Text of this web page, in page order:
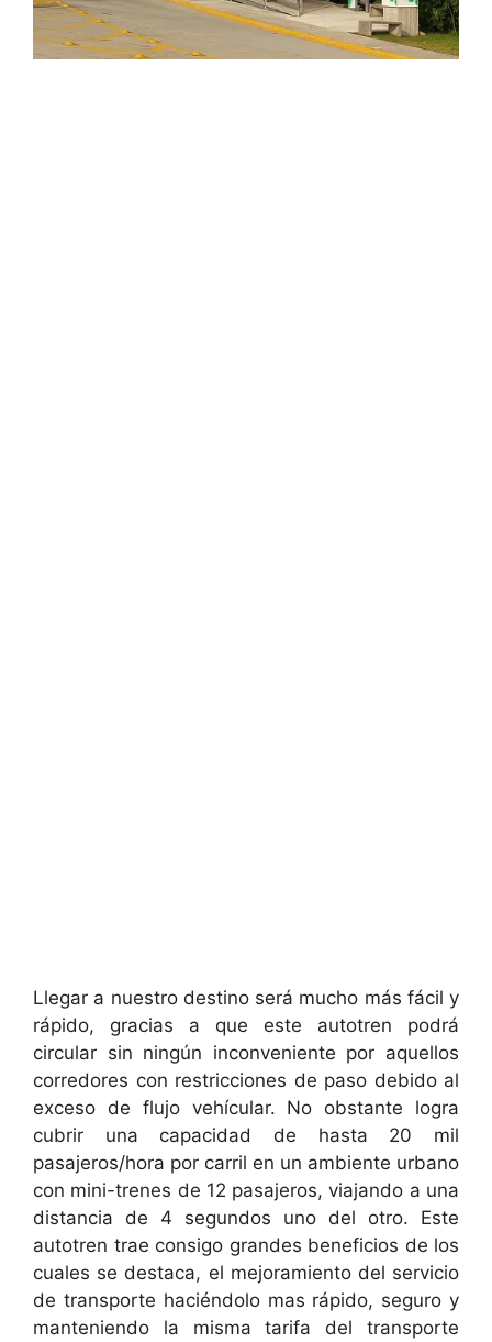
Llegar a nuestro destino será mucho más fácil y
rápido, gracias a que este autotren podrá
circular sin ningún inconveniente por aquellos
corredores con restricciones de paso debido al
exceso de flujo vehícular. No obstante logra
cubrir una capacidad de hasta 20 mil
pasajeros/hora por carril en un ambiente urbano
con mini-trenes de 12 pasajeros, viajando a una
distancia de 4 segundos uno del otro. Este
autotren trae consigo grandes beneficios de los
cuales se destaca, el mejoramiento del servicio
de transporte haciéndolo mas rápido, seguro y
manteniendo la misma tarifa del transporte